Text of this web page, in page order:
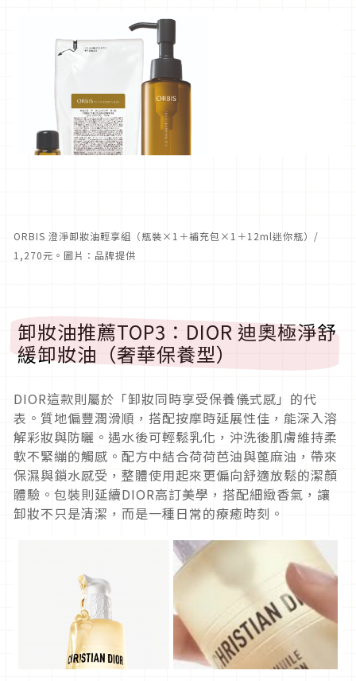
ORBIS 澄淨卸妝油輕享組（瓶裝×1＋補充包×1＋12ml迷你瓶）/
1,270元。圖片：品牌提供
卸妝油推薦TOP3：DIOR 迪奧極淨舒
緩卸妝油（奢華保養型）
DIOR這款則屬於「卸妝同時享受保養儀式感」的代
表。質地偏豐潤滑順，搭配按摩時延展性佳，能深入溶
解彩妝與防曬。 遇水後可輕鬆乳化，沖洗後肌膚維持柔
軟不緊繃的觸感。配方中結合荷荷芭油與蓖麻油，帶來
保濕與鎖水感受， 整體使用起來更偏向舒適放鬆的潔顏
體驗。包裝則延續DIOR高訂美學，搭配細緻香氣，讓
卸妝不只是清潔， 而是一種日常的療癒時刻。